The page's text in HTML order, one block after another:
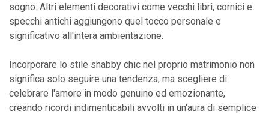
sogno. Altri elementi decorativi come vecchi libri, cornici e
specchi antichi aggiungono quel tocco personale e
significativo all'intera ambientazione.
Incorporare lo stile shabby chic nel proprio matrimonio non
significa solo seguire una tendenza, ma scegliere di
celebrare l'amore in modo genuino ed emozionante,
creando ricordi indimenticabili avvolti in un'aura di semplice